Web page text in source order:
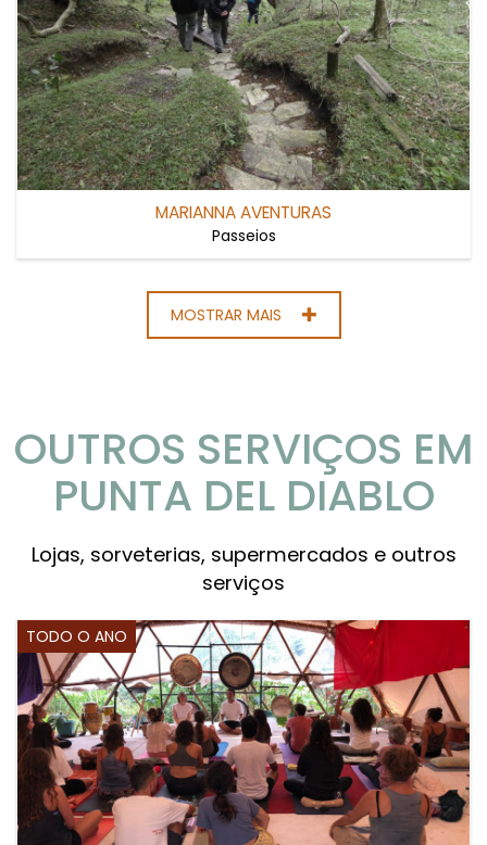
MARIANNA AVENTURAS
Passeios
MOSTRAR MAIS
OUTROS SERVIÇOS EM
PUNTA DEL DIABLO
Lojas, sorveterias, supermercados e outros
serviços
TODO O ANO